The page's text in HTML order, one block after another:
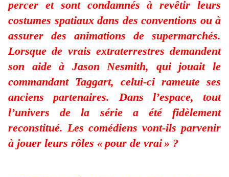
percer et sont condamnés à revêtir leurs
costumes spatiaux dans des conventions ou à
assurer des animations de supermarchés.
Lorsque de vrais extraterrestres demandent
son aide à Jason Nesmith, qui jouait le
commandant Taggart, celui-ci rameute ses
anciens partenaires. Dans l’espace, tout
l’univers de la série a été fidèlement
reconstitué. Les comédiens vont-ils parvenir
à jouer leurs rôles « pour de vrai » ?